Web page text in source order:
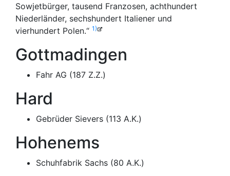
Sowjetbürger, tausend Franzosen, achthundert
Niederländer, sechshundert Italiener und
vierhundert Polen.“ 1)
Gottmadingen
Fahr AG (187 Z.Z.)
Hard
Gebrüder Sievers (113 A.K.)
Hohenems
Schuhfabrik Sachs (80 A.K.)